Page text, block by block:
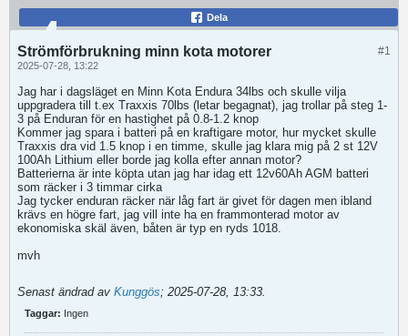
Dela
#1
Strömförbrukning minn kota motorer
2025-07-28, 13:22
Jag har i dagsläget en Minn Kota Endura 34lbs och skulle vilja
uppgradera till t.ex Traxxis 70lbs (letar begagnat), jag trollar på steg 1-
3 på Enduran för en hastighet på 0.8-1.2 knop
Kommer jag spara i batteri på en kraftigare motor, hur mycket skulle
Traxxis dra vid 1.5 knop i en timme, skulle jag klara mig på 2 st 12V
100Ah Lithium eller borde jag kolla efter annan motor?
Batterierna är inte köpta utan jag har idag ett 12v60Ah AGM batteri
som räcker i 3 timmar cirka
Jag tycker enduran räcker när låg fart är givet för dagen men ibland
krävs en högre fart, jag vill inte ha en frammonterad motor av
ekonomiska skäl även, båten är typ en ryds 1018.
mvh
Senast ändrad av Kunggös; 2025-07-28, 13:33.
Taggar: Ingen